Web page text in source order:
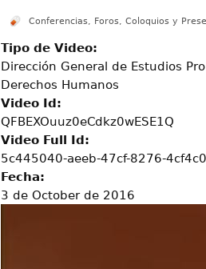
Conferencias, Foros, Coloquios y
Tipo de Video:
Dirección General de Estudios
Derechos Humanos
Video Id:
QFBEXOuuz0eCdkz0wESE1Q
Video Full Id:
5c445040-aeeb-47cf-8276-
Fecha:
3 de October de 2016